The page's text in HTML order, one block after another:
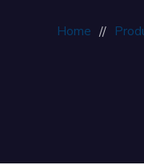
Home